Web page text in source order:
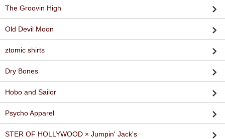
The Groovin High
Old Devil Moon
ztomic shirts
Dry Bones
Hobo and Sailor
Psycho Apparel
STER OF HOLLYWOOD × Jumpin' Jack's